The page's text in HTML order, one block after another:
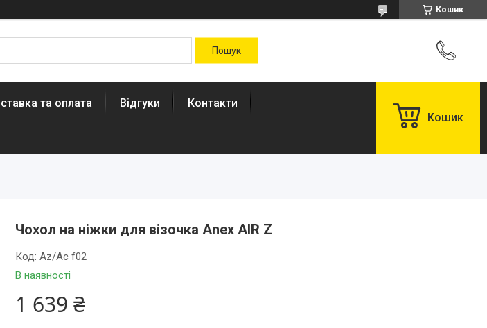
Кошик
та оплата Відгуки Контакти
Кошик
Чохол на ніжки для візочка Anex AIR Z
В наявності
Код: Az/Ac f02
1 639 ₴